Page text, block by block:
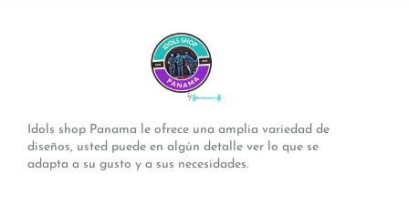
Idols shop Panama le ofrece una amplia variedad de
diseños, usted puede en algún detalle ver lo que se
adapta a su gusto y a sus necesidades.